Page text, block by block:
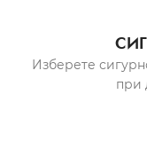
Изберете
при